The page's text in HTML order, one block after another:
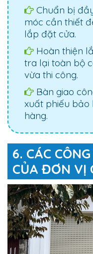
Chuẩn bị
móc cần thiết
lắp đặt cửa.
Hoàn thiện
tra lại toàn bộ
vừa thi công.
Bàn giao
xuất phiếu bảo
hàng.
6. CÁC
CỦA ĐƠN VỊ